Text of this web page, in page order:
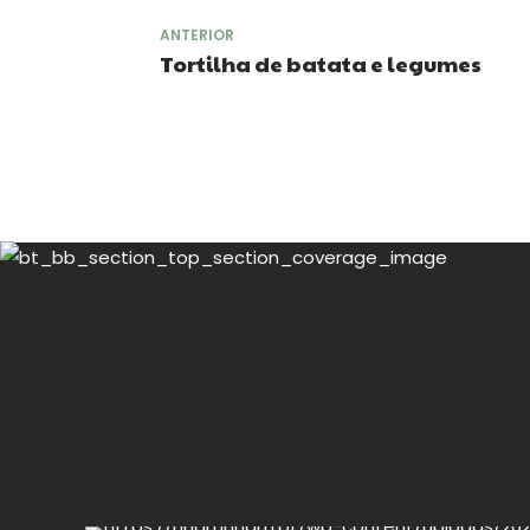
ANTERIOR
Tortilha de batata e legumes